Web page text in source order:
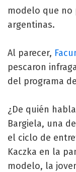
modelo que no
argentinas.
Al parecer,
pescaron
del programa de
¿De quién
Bargiela, una
el ciclo de
Kaczka en la
modelo, la